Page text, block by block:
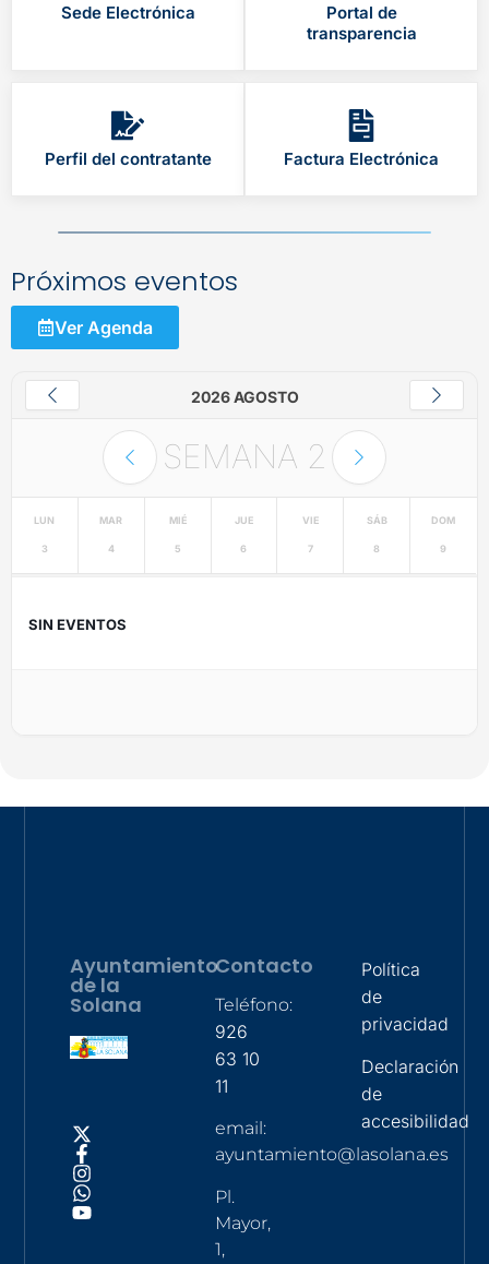
Sede Electrónica
Portal de
transparencia
Perfil del contratante Factura Electrónica
Próximos eventos
Ver Agenda
2026 AGOSTO
SEMANA 2
LUN
3
MAR
4
MIÉ
5
JUE
6
VIE
7
SÁB
8
DOM
9
SIN EVENTOS
Ayuntamiento
de la
Solana
Contacto
Teléfono:
926
63 10
11
email:
ayuntamiento@lasolana.es
Pl.
Mayor,
1,
Política
de
privacidad
Declaración
de
accesibilidad